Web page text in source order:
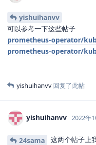
yishuihanvv
可以参考一下这些帖子
prometheus-operator/
prometheus-operator/
yishuihanvv 回复了此帖
yishuihanvv 2022年
24sama 这两个帖子上